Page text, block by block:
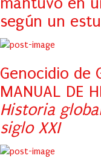
según un
Genocidio de
MANUAL DE
Historia
siglo XXI